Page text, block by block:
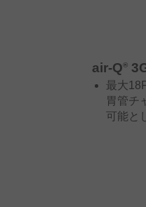
air-Q®
最大
胃管チ
可能と